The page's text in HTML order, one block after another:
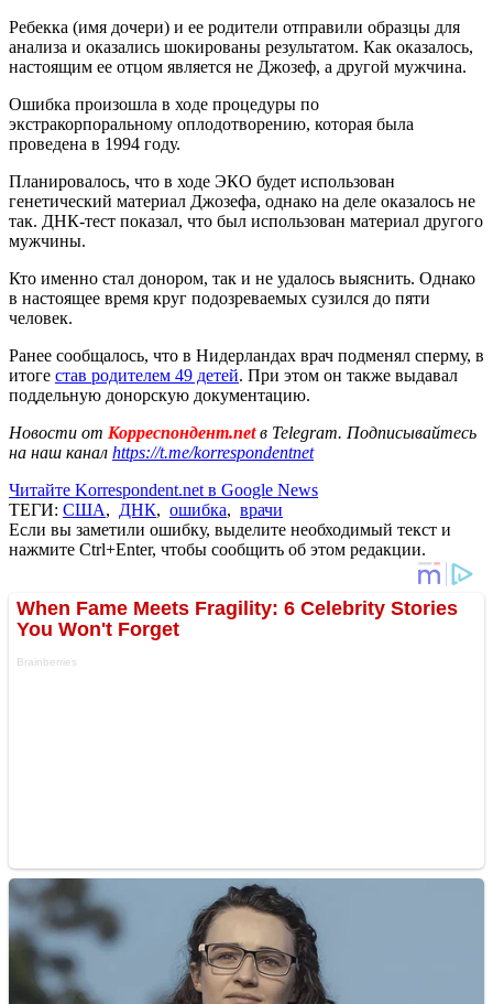
Ребекка (имя дочери) и ее родители отправили образцы для
анализа и оказались шокированы результатом. Как оказалось,
настоящим ее отцом является не Джозеф, а другой мужчина.
Ошибка произошла в ходе процедуры по
экстракорпоральному оплодотворению, которая была
проведена в 1994 году.
Планировалось, что в ходе ЭКО будет использован
генетический материал Джозефа, однако на деле оказалось не
так. ДНК-тест показал, что был использован материал другого
мужчины.
Кто именно стал донором, так и не удалось выяснить. Однако
в настоящее время круг подозреваемых сузился до пяти
человек.
Ранее сообщалось, что в Нидерландах врач подменял сперму, в
итоге став родителем 49 детей. При этом он также выдавал
поддельную донорскую документацию.
Новости от Корреспондент.netв Telegram. Подписывайтесь
на наш канал https://t.me/korrespondentnet
Читайте Korrespondent.net в Google News
ТЕГИ: США, ДНК, ошибка, врачи
Если вы заметили ошибку, выделите необходимый текст и
нажмите Ctrl+Enter, чтобы сообщить об этом редакции.